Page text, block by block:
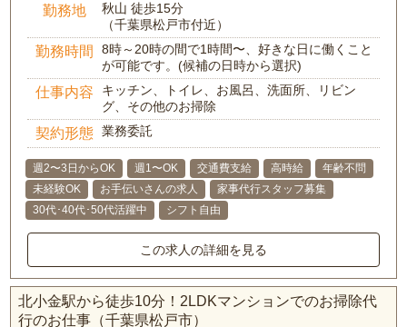
勤務地
秋山 徒歩15分
（千葉県松戸市付近）
勤務時間
8時～20時の間で1時間〜、好きな日に働くこと
が可能です。(候補の日時から選択)
仕事内容
キッチン、トイレ、お風呂、洗面所、リビン
グ、その他のお掃除
契約形態 業務委託
週2〜3日からOK 週1〜OK 交通費支給 高時給
年齢不問
未経験OK
お手伝いさんの求人
家事代行スタッフ募集
30代･40代･50代活躍中
シフト自由
この求人の詳細を見る
北小金駅から徒歩10分！2LDKマンションでのお掃除代
行のお仕事（千葉県松戸市）